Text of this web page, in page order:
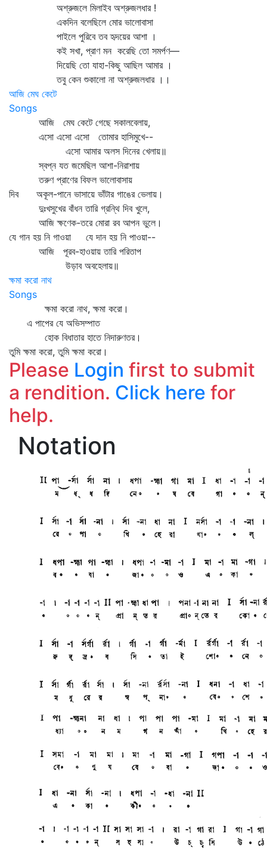
অশ্রুজলে মিলাইব অশ্রুজলধার !
একদিন বলেছিলে মোর ভালোবাসা
পাইলে পুরিবে তব হৃদয়ের আশা ।
কই সখা, প্রাণ মন করেছি তো সমর্পণ—
দিয়েছি তো যাহা-কিছু আছিল আমার ।
তবু কেন শুকালো না অশ্রুজলধার ।।
আজি মেঘ কেটে
Songs
আজি মেঘ কেটে গেছে সকালবেলায়,
এসো এসো এসো তোমার হাসিমুখে--
এসো আমার অলস দিনের খেলায়॥
স্বপ্ন যত জমেছিল আশা-নিরাশায়
তরুণ প্রাণের বিফল ভালোবাসায়
দিব অকূল-পানে ভাসায়ে ভাঁটার গাঙের ভেলায়।
দুঃখসুখের বাঁধন তারি গ্রন্থি দিব খুলে,
আজি ক্ষণেক-তরে মোরা রব আপন ভুলে।
যে গান হয় নি গাওয়া যে দান হয় নি পাওয়া--
আজি পূরব-হাওয়ায় তারি পরিতাপ
উড়াব অবহেলায়॥
ক্ষমা করো নাথ
Songs
ক্ষমা করো নাথ, ক্ষমা করো।
এ পাপের যে অভিসম্পাত
হোক বিধাতার হাতে নিদারুণতর।
তুমি ক্ষমা করো, তুমি ক্ষমা করো।
Please Login first to submit
a rendition. Click here for
help.
Notation